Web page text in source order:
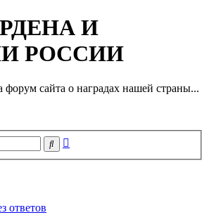
И
РОССИИ
форум сайта о наградах нашей страны...
Поиск
ответов